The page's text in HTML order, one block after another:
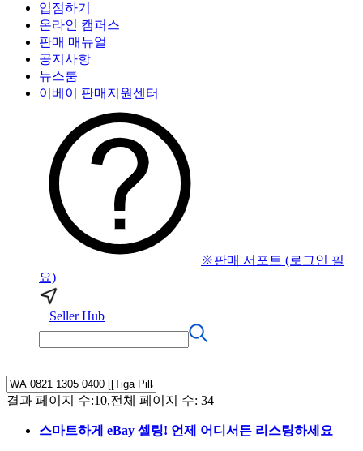
입점하기
온라인 캠퍼스
판매 매뉴얼
공지사항
뉴스룸
이베이 판매지원센터
※판매 서포트 (로그인 필
요)
Seller Hub
결과 페이지 수:10,전체 페이지 수: 34
스마트하게 eBay 셀링! 언제 어디서든 리스팅하세요